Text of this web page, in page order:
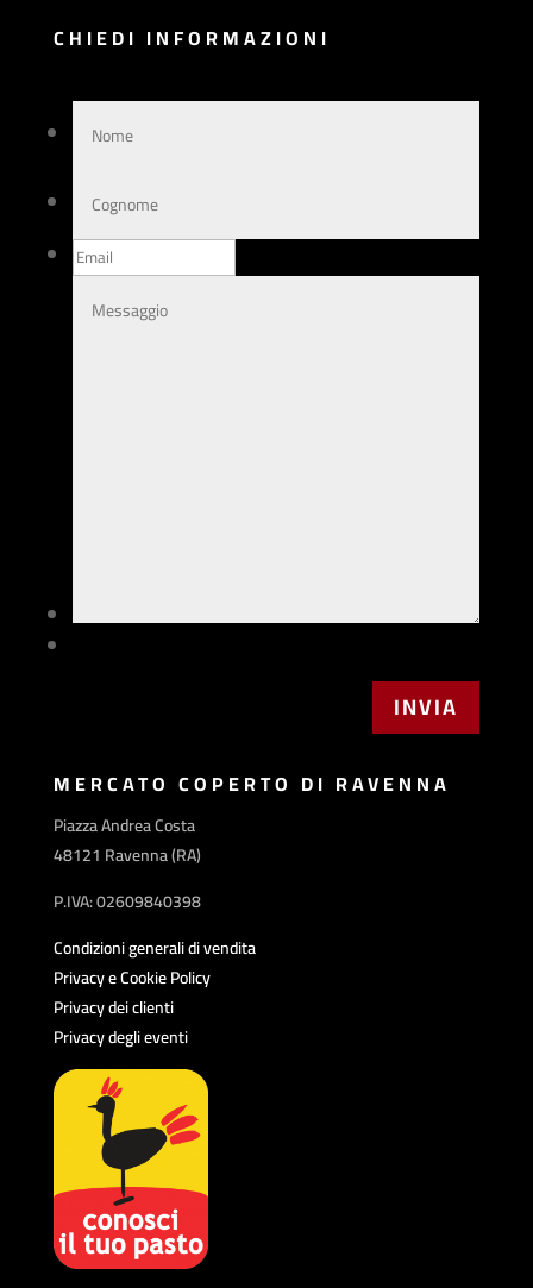
CHIEDI INFORMAZIONI
MERCATO COPERTO DI RAVENNA
Piazza Andrea Costa
48121 Ravenna (RA)
P.IVA: 02609840398
Condizioni generali di vendita
Privacy e Cookie Policy
Privacy dei clienti
Privacy degli eventi